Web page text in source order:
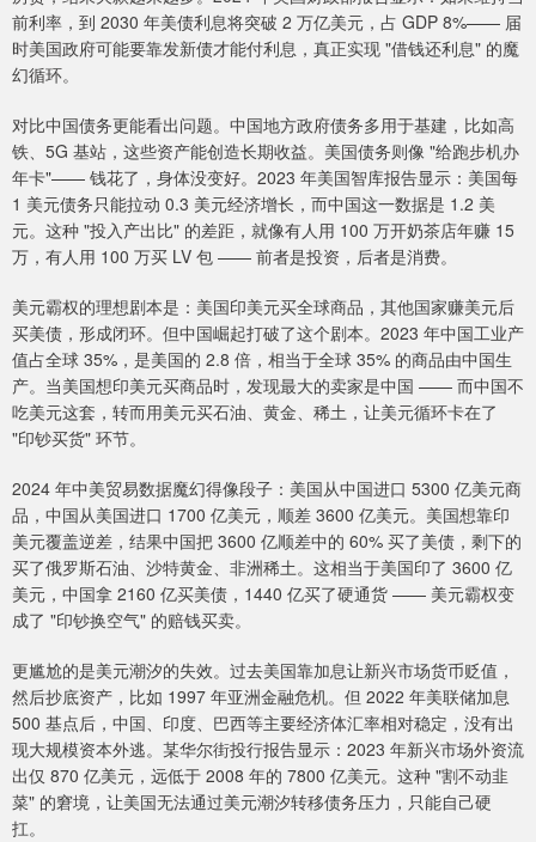
前利率，到 2030 年美债利息将突破 2 万亿美元，占 GDP 8%—— 届
时美国政府可能要靠发新债才能付利息，真正实现 "借钱还利息" 的魔
幻循环。
对比中国债务更能看出问题。中国地方政府债务多用于基建，比如高
铁、5G 基站，这些资产能创造长期收益。美国债务则像 "给跑步机办
年卡"—— 钱花了，身体没变好。2023 年美国智库报告显示：美国每
1 美元债务只能拉动 0.3 美元经济增长，而中国这一数据是 1.2 美
元。这种 "投入产出比" 的差距，就像有人用 100 万开奶茶店年赚 15
万，有人用 100 万买 LV 包 —— 前者是投资，后者是消费。
美元霸权的理想剧本是：美国印美元买全球商品，其他国家赚美元后
买美债，形成闭环。但中国崛起打破了这个剧本。2023 年中国工业产
值占全球 35%，是美国的 2.8 倍，相当于全球 35% 的商品由中国生
产。当美国想印美元买商品时，发现最大的卖家是中国 —— 而中国不
吃美元这套，转而用美元买石油、黄金、稀土，让美元循环卡在了
"印钞买货" 环节。
2024 年中美贸易数据魔幻得像段子：美国从中国进口 5300 亿美元商
品，中国从美国进口 1700 亿美元，顺差 3600 亿美元。美国想靠印
美元覆盖逆差，结果中国把 3600 亿顺差中的 60% 买了美债，剩下的
买了俄罗斯石油、沙特黄金、非洲稀土。这相当于美国印了 3600 亿
美元，中国拿 2160 亿买美债，1440 亿买了硬通货 —— 美元霸权变
成了 "印钞换空气" 的赔钱买卖。
更尴尬的是美元潮汐的失效。过去美国靠加息让新兴市场货币贬值，
然后抄底资产，比如 1997 年亚洲金融危机。但 2022 年美联储加息
500 基点后，中国、印度、巴西等主要经济体汇率相对稳定，没有出
现大规模资本外逃。某华尔街投行报告显示：2023 年新兴市场外资流
出仅 870 亿美元，远低于 2008 年的 7800 亿美元。这种 "割不动韭
菜" 的窘境，让美国无法通过美元潮汐转移债务压力，只能自己硬
扛。